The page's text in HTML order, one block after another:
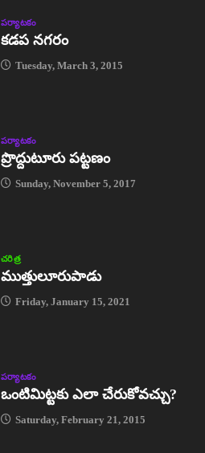
పర్యాటకం
కడప నగరం
Tuesday, March 3, 2015
పర్యాటకం
ప్రొద్దుటూరు పట్టణం
Sunday, November 5, 2017
చరిత్ర
ముత్తులూరుపాడు
Friday, January 15, 2021
పర్యాటకం
ఒంటిమిట్టకు ఎలా చేరుకోవచ్చు?
Saturday, February 21, 2015